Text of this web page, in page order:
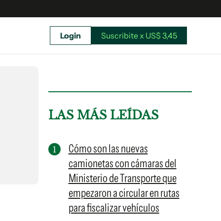
Suscribite x US$ 3,45
Login Suscribite x US$ 3,45
LAS MÁS LEÍDAS
Cómo son las nuevas
camionetas con cámaras del
Ministerio de Transporte que
empezaron a circular en rutas
para fiscalizar vehículos